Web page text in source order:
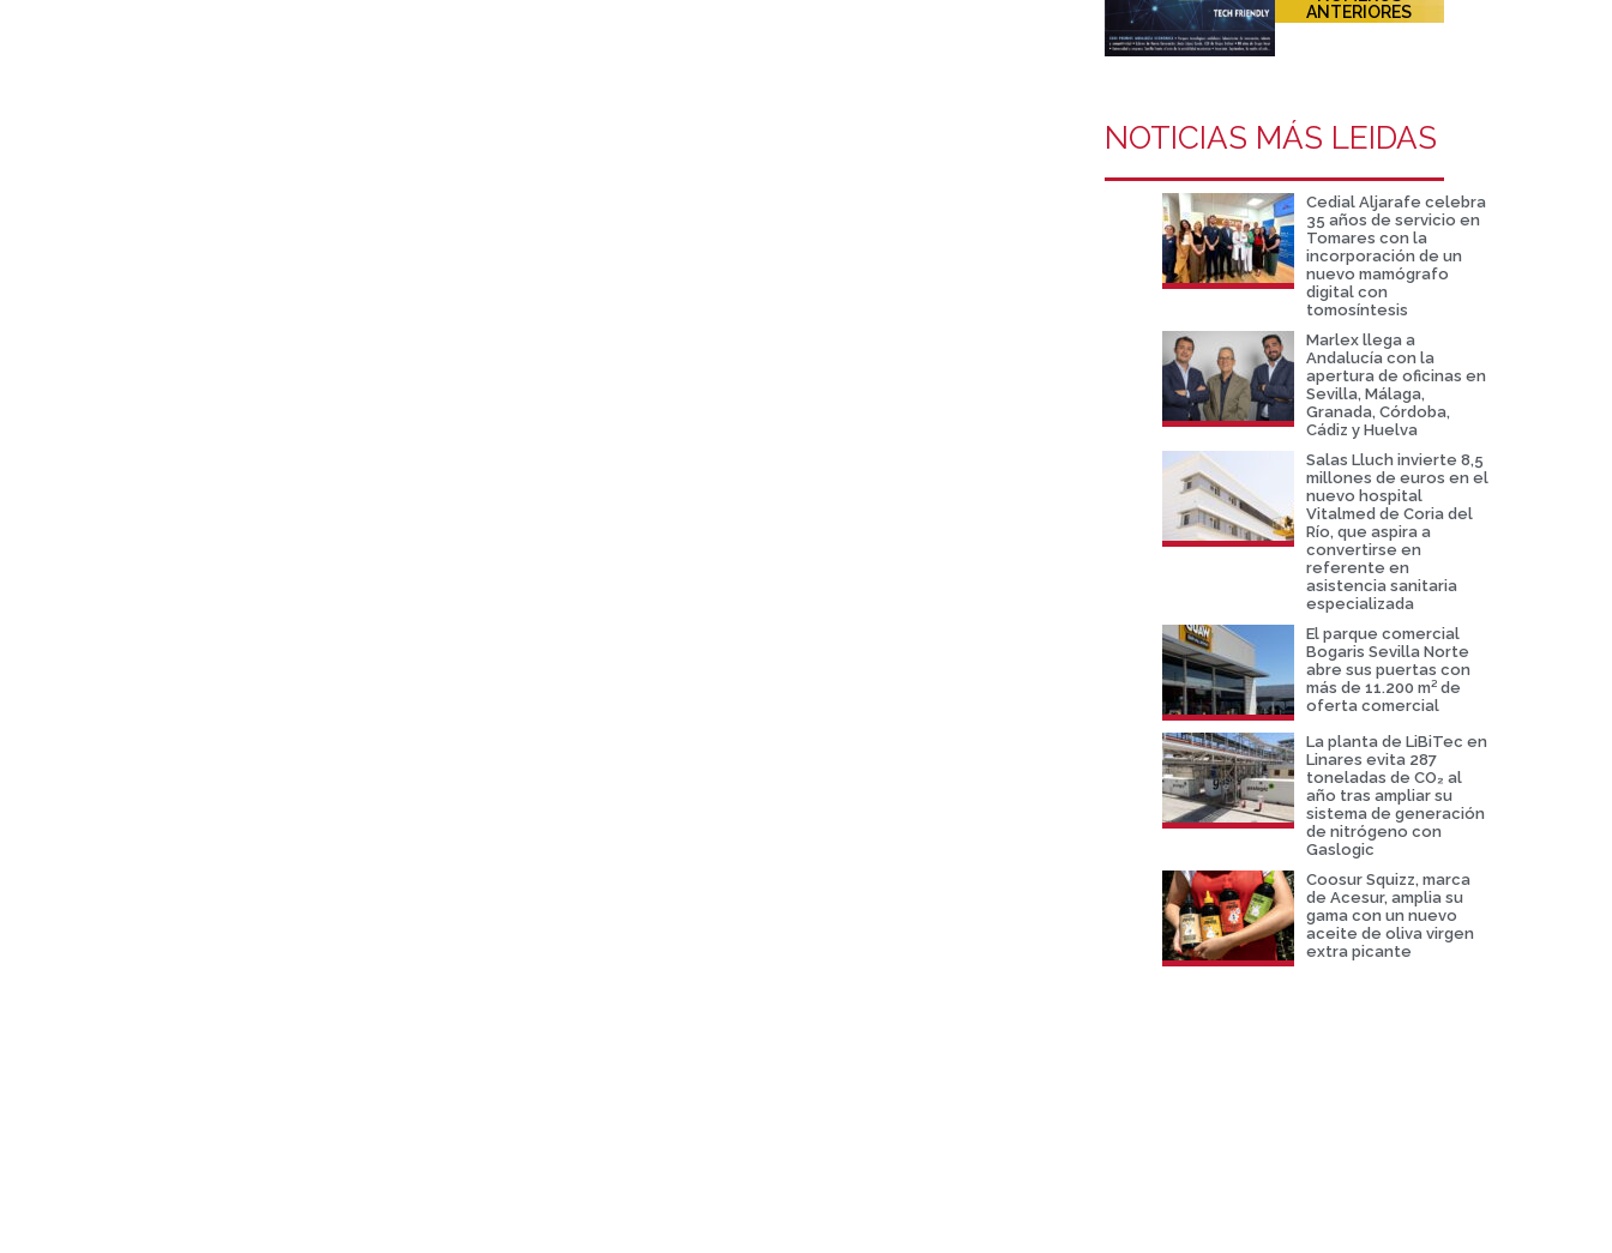
ANTERIORES
NOTICIAS MÁS LEIDAS
Cedial Aljarafe celebra
35 años de servicio en
Tomares con la
incorporación de un
nuevo mamógrafo
digital con
tomosíntesis
Marlex llega a
Andalucía con la
apertura de oficinas en
Sevilla, Málaga,
Granada, Córdoba,
Cádiz y Huelva
Salas Lluch invierte 8,5
millones de euros en el
nuevo hospital
Vitalmed de Coria del
Río, que aspira a
convertirse en
referente en
asistencia sanitaria
especializada
El parque comercial
Bogaris Sevilla Norte
abre sus puertas con
más de 11.200 m² de
oferta comercial
La planta de LiBiTec en
Linares evita 287
toneladas de CO₂ al
año tras ampliar su
sistema de generación
de nitrógeno con
Gaslogic
Coosur Squizz, marca
de Acesur, amplia su
gama con un nuevo
aceite de oliva virgen
extra picante